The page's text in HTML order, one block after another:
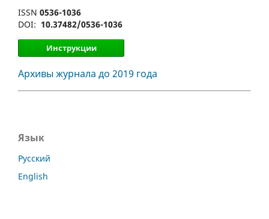
ISSN 0536-1036
DOI: 10.37482/0536-1036
Инструкции
Архивы журнала до 2019 года
Язык
Русский
English